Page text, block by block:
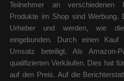
Teilnehmer an verschiedenen
Produkte im Shop sind Werbung.
Urheber und werden, wie
eingebunden. Durch einen Kauf
Umsatz beteiligt. Als Amazon-
qualifizierten Verkäufen. Dies hat
auf den Preis. Auf die